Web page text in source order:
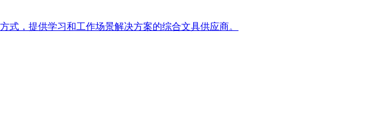
式，提供学习和工作场景解决方案的综合文具供应商。